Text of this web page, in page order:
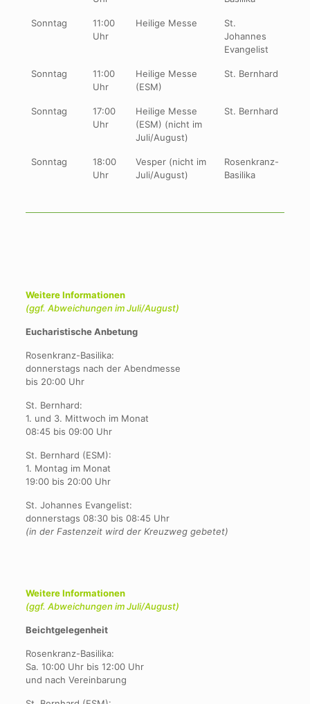
Sonntag
11:00
Uhr
Heilige Messe
St.
Johannes
Evangelist
Sonntag
11:00
Uhr
Heilige Messe
(ESM)
St. Bernhard
Sonntag
17:00
Uhr
Heilige Messe
(ESM) (nicht im
Juli/August)
St. Bernhard
Sonntag
18:00
Uhr
Vesper (nicht im
Juli/August)
Rosenkranz-
Basilika
Weitere Informationen
(ggf. Abweichungen im Juli/August)
Eucharistische Anbetung
Rosenkranz-Basilika:
donnerstags nach der Abendmesse
bis 20:00 Uhr
St. Bernhard:
1. und 3. Mittwoch im Monat
08:45 bis 09:00 Uhr
St. Bernhard (ESM):
1. Montag im Monat
19:00 bis 20:00 Uhr
St. Johannes Evangelist:
donnerstags 08:30 bis 08:45 Uhr
(in der Fastenzeit wird der Kreuzweg gebetet)
Weitere Informationen
(ggf. Abweichungen im Juli/August)
Beichtgelegenheit
Rosenkranz-Basilika:
Sa. 10:00 Uhr bis 12:00 Uhr
und nach Vereinbarung